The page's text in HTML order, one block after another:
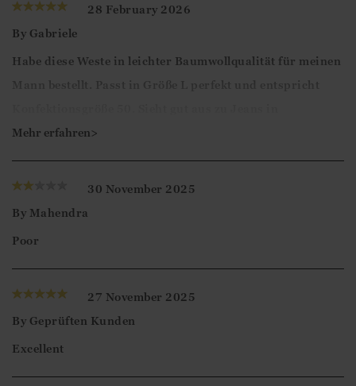
28 February 2026
By Gabriele
Habe diese Weste in leichter Baumwollqualität für meinen
verschiedenen Farben aber auch zu Tuchhosen.
vielen Dank für die 5-Sterne Bewertung und das
positive Feedback.
Viele Grüße
Ismini
Mehr erfahren>
30 November 2025
By Mahendra
Poor
27 November 2025
By Geprüften Kunden
Excellent